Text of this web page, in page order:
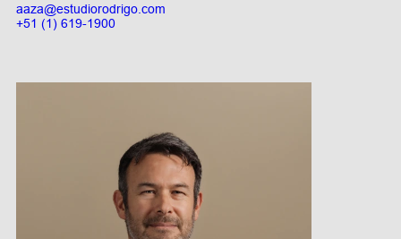
aaza@estudiorodrigo.com
+51 (1) 619-1900